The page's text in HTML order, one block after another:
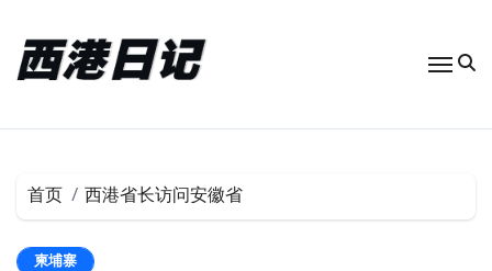
首页 西港省长访问安徽省
柬埔寨